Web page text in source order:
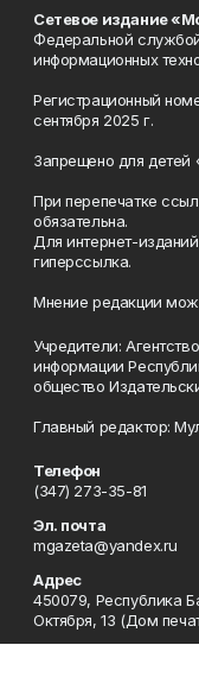
Сетевое издание
Федеральной
информационных
Регистрационный
сентября 2025 г.
Запрещено для детей
При перепечатке
обязательна.
Для интернет-
гиперссылка.
Мнение редакции
Учредители:
информации
общество
Главный редактор:
Телефон
(347) 273-35-81
Эл. почта
mgazeta@yandex.ru
Адрес
450079, Республика
Октября, 13 (Дом